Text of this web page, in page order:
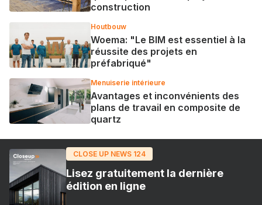
construction
Houtbouw
Woema: "Le BIM est essentiel à la
réussite des projets en
préfabriqué"
Menuiserie intérieure
Avantages et inconvénients des
plans de travail en composite de
quartz
CLOSE UP NEWS 124
Lisez gratuitement la dernière
édition en ligne